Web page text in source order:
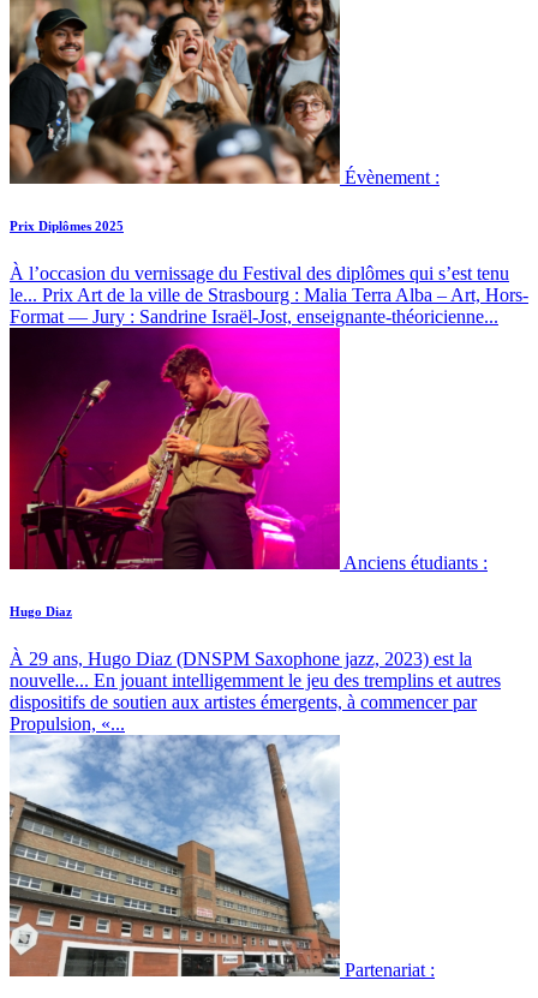
Évènement :
Prix Diplômes 2025
À l’occasion du vernissage du Festival des diplômes qui s’est tenu
le... Prix Art de la ville de Strasbourg : Malia Terra Alba – Art, Hors-
Format — Jury : Sandrine Israël-Jost, enseignante-théoricienne...
Anciens étudiants :
Hugo Diaz
À 29 ans, Hugo Diaz (DNSPM Saxophone jazz, 2023) est la
nouvelle... En jouant intelligemment le jeu des tremplins et autres
dispositifs de soutien aux artistes émergents, à commencer par
Propulsion, «...
Partenariat :